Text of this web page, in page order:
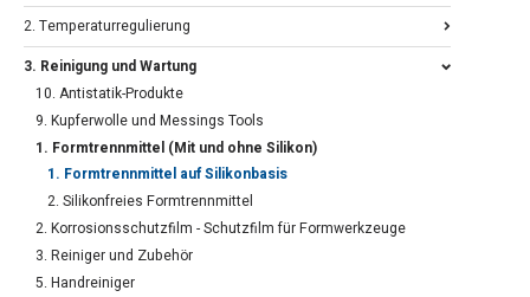
2. Temperaturregulierung
3. Reinigung und Wartung
10. Antistatik-Produkte
9. Kupferwolle und Messings Tools
1. Formtrennmittel (Mit und ohne Silikon)
1. Formtrennmittel auf Silikonbasis
2. Silikonfreies Formtrennmittel
2. Korrosionsschutzfilm - Schutzfilm für Formwerkzeuge
3. Reiniger und Zubehör
5. Handreiniger